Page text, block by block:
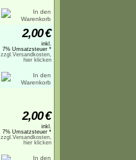
2,00€
inkl.
7% Umsatzsteuer *
zzgl.Versandkosten,
hier klicken
2,00€
inkl.
7% Umsatzsteuer *
zzgl.Versandkosten,
hier klicken